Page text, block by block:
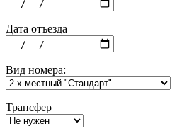
Дата отъезда
Вид номера:
Трансфер